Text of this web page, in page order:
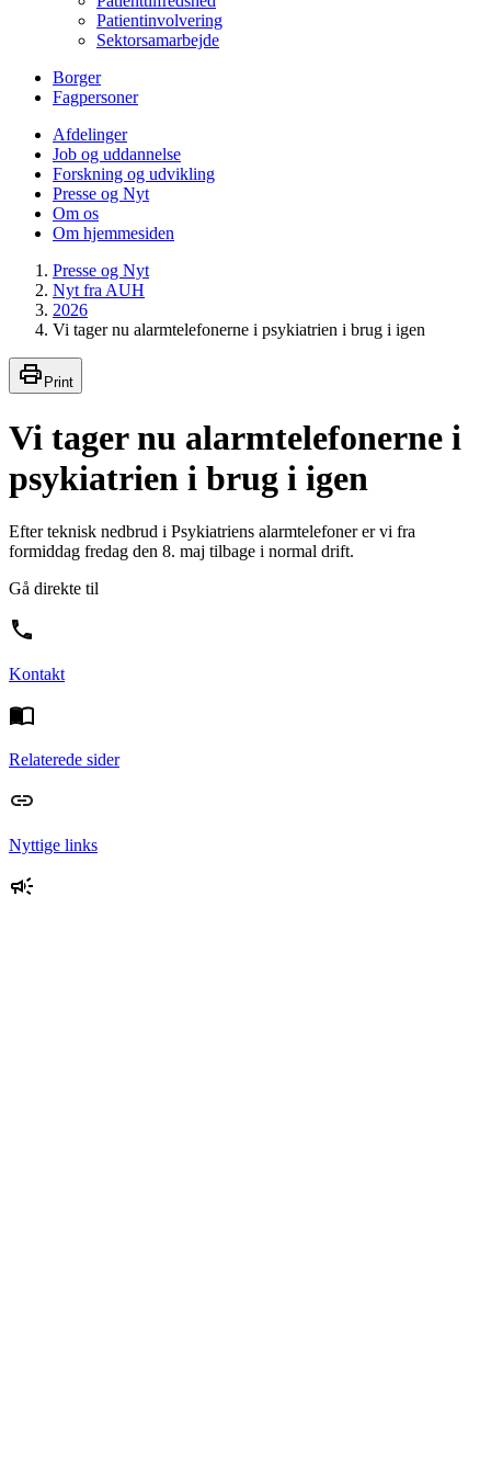
Patientinvolvering
Sektorsamarbejde
Borger
Fagpersoner
Afdelinger
Job og uddannelse
Forskning og udvikling
Presse og Nyt
Om os
Om hjemmesiden
Presse og Nyt
Nyt fra AUH
2026
Vi tager nu alarmtelefonerne i psykiatrien i brug i igen
Print
Vi tager nu alarmtelefonerne i
psykiatrien i brug i igen
Efter teknisk nedbrud i Psykiatriens alarmtelefoner er vi fra
formiddag fredag den 8. maj tilbage i normal drift.
Gå direkte til
Kontakt
Relaterede sider
Nyttige links